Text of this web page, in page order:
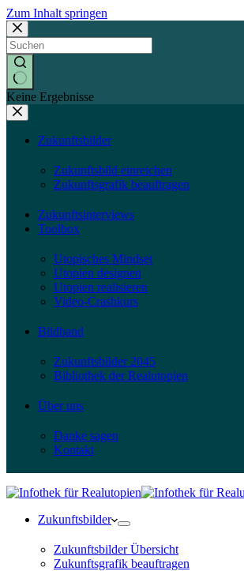
Zum Inhalt springen
Keine Ergebnisse
Zukunftsbilder
Zukunftsbild einreichen
Zukunftsgrafik beauftragen
Zukunftsinterviews
Toolbox
Utopisches Mindset
Utopien designen
Utopien realisieren
Video-Crashkurs
Bildband
Zukunftsbilder 2045
Bibliothek der Realutopien
Über uns
Danke sagen
Kontakt
Zukunftsbilder
Zukunftsbilder Übersicht
Zukunftsgrafik beauftragen